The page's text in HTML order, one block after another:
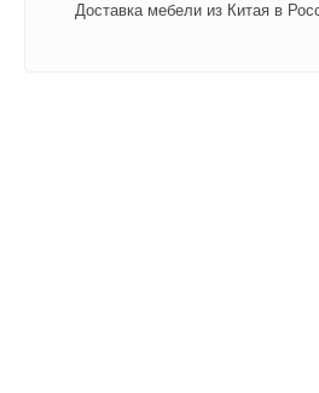
Доставка мебели из Китая в